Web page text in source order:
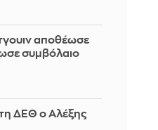
αποθέωσε
συμβόλαιο
ΔΕΘ ο Αλέξης